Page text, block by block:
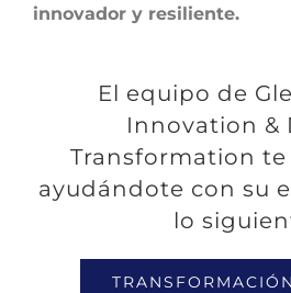
innovador y resiliente.
El equipo de
Innovation &
Transformation
ayudándote con su
lo